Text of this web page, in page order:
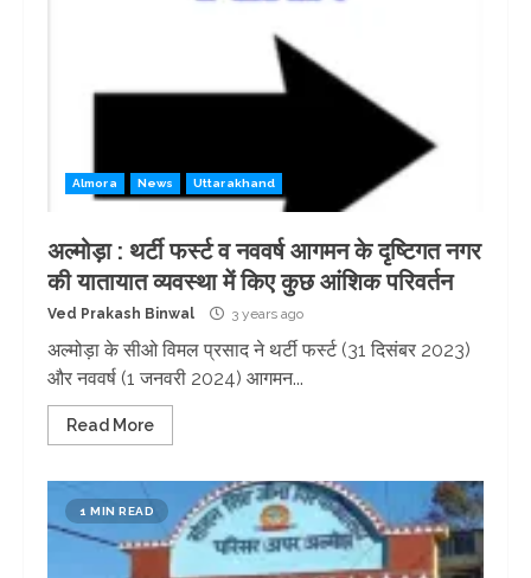
Almora News Uttarakhand
अल्मोड़ा : थर्टी फर्स्ट व नववर्ष आगमन के दृष्टिगत नगर
की यातायात व्यवस्था में किए कुछ आंशिक परिवर्तन
Ved Prakash Binwal 3 years ago
अल्मोड़ा के सीओ विमल प्रसाद ने थर्टी फर्स्ट (31 दिसंबर 2023)
और नववर्ष (1 जनवरी 2024) आगमन...
Read More
1 MIN READ